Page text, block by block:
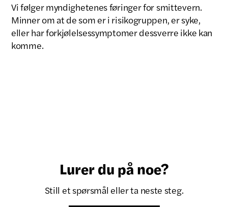
Vi følger myndighetenes føringer for smittevern.
Minner om at de som er i risikogruppen, er syke,
eller har forkjølelsessymptomer dessverre ikke kan
komme.
Lurer du på noe?
Still et spørsmål eller ta neste steg.